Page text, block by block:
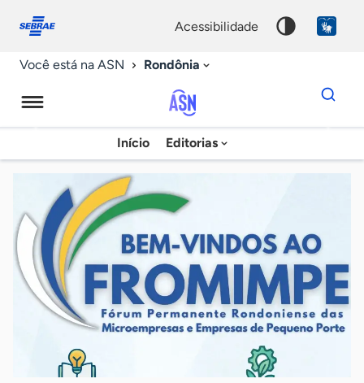
conosco
acessibilidade
Você está na ASN Rondônia
Agência
Sebrae
de
Notícias
Início Editorias
Dados
para
chave